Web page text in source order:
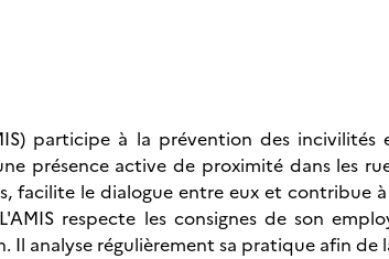
participe à la prévention des
présence active de proximité dans les
facilite le dialogue entre eux et contribue
respecte les consignes de son
analyse régulièrement sa pratique afin de